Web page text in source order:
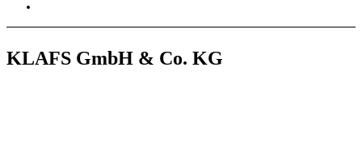
KLAFS GmbH & Co. KG